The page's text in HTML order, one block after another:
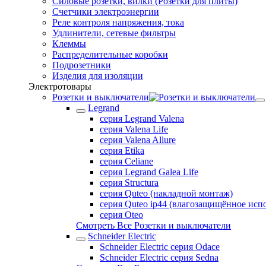
Счетчики электроэнергии
Реле контроля напряжения, тока
Удлинители, сетевые фильтры
Клеммы
Распределительные коробки
Подрозетники
Изделия для изоляции
Электротовары
Розетки и выключатели
Legrand
серия Legrand Valena
серия Valena Life
серия Valena Allure
серия Etika
серия Celiane
серия Legrand Galea Life
серия Structura
серия Quteo (накладной монтаж)
серия Quteo ip44 (влагозащищённое
серия Oteo
Смотреть Все Розетки и выключатели
Schneider Electric
Schneider Electric серия Odace
Schneider Electric серия Sedna